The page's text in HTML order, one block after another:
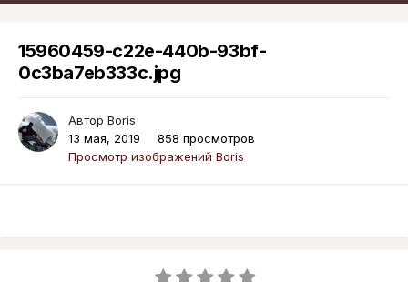
15960459-c22e-440b-93bf-
0c3ba7eb333c.jpg
Автор Boris
13 мая, 2019
858 просмотров
Просмотр изображений Boris